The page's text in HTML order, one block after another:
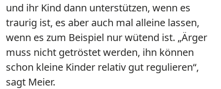
und ihr Kind dann unterstützen, wenn es
traurig ist, es aber auch mal alleine lassen,
wenn es zum Beispiel nur wütend ist. „Ärger
muss nicht getröstet werden, ihn können
schon kleine Kinder relativ gut regulieren“,
sagt Meier.